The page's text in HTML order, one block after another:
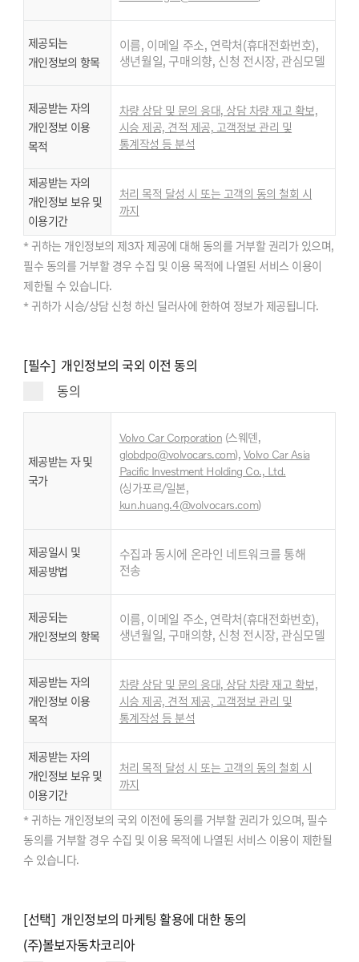
제공되는
개인정보의 항목
이름, 이메일 주소, 연락처(휴대전화번호),
생년월일, 구매의향, 신청 전시장, 관심모델
제공받는 자의
개인정보 이용
목적
차량 상담 및 문의 응대, 상담 차량 재고 확보,
시승 제공, 견적 제공, 고객정보 관리 및
통계작성 등 분석
제공받는 자의
개인정보 보유 및
이용기간
처리 목적 달성 시 또는 고객의 동의 철회 시
까지
* 귀하는 개인정보의 제3자 제공에 대해 동의를 거부할 권리가 있으며,
필수 동의를 거부할 경우 수집 및 이용 목적에 나열된 서비스 이용이
제한될 수 있습니다.
* 귀하가 시승/상담 신청 하신 딜러사에 한하여 정보가 제공됩니다.
[필수] 개인정보의 국외 이전 동의
동의
제공받는 자 및
국가
Volvo Car Corporation (스웨덴,
globdpo@volvocars.com), Volvo Car Asia
Pacific Investment Holding Co., Ltd.
(싱가포르/일본,
kun.huang.4@volvocars.com)
제공일시 및
제공방법
수집과 동시에 온라인 네트워크를 통해
전송
제공되는
개인정보의 항목
이름, 이메일 주소, 연락처(휴대전화번호),
생년월일, 구매의향, 신청 전시장, 관심모델
제공받는 자의
개인정보 이용
목적
차량 상담 및 문의 응대, 상담 차량 재고 확보,
시승 제공, 견적 제공, 고객정보 관리 및
통계작성 등 분석
제공받는 자의
개인정보 보유 및
이용기간
처리 목적 달성 시 또는 고객의 동의 철회 시
까지
* 귀하는 개인정보의 국외 이전에 동의를 거부할 권리가 있으며, 필수
동의를 거부할 경우 수집 및 이용 목적에 나열된 서비스 이용이 제한될
수 있습니다.
[선택] 개인정보의 마케팅 활용에 대한 동의
(주)볼보자동차코리아